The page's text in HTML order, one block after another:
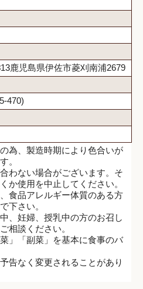
鹿児島県伊佐市菱刈南浦2679
470)
為、製造時期により色合いが
。
わない場合がございます。そ
か使用を中止してください。
食品アレルギー体質のある方
下さい。
、妊婦、授乳中の方のお召し
相談ください。
」「副菜」を基本に食事のバ
告なく変更されることがあり